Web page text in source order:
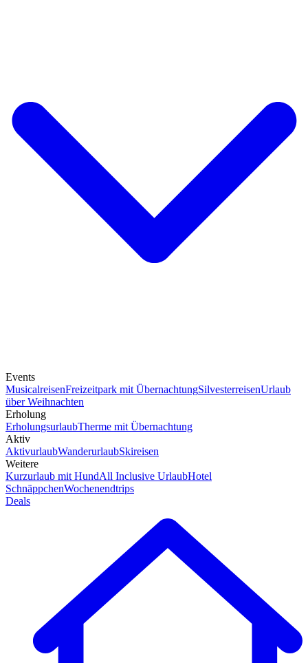
Events
MusicalreisenFreizeitpark mit ÜbernachtungSilvesterreisenUrlaub
über Weihnachten
Erholung
ErholungsurlaubTherme mit Übernachtung
Aktiv
AktivurlaubWanderurlaubSkireisen
Weitere
Kurzurlaub mit HundAll Inclusive UrlaubHotel
SchnäppchenWochenendtrips
Deals